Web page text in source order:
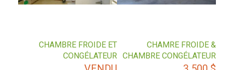
CHAMRE FROIDE &
CHAMBRE CONGÉLATEUR
CHAMBRE FROIDE ET
CONGÉLATEUR